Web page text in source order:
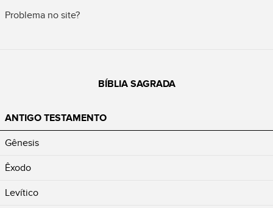
Problema no site?
BÍBLIA SAGRADA
ANTIGO TESTAMENTO
Gênesis
Êxodo
Levítico